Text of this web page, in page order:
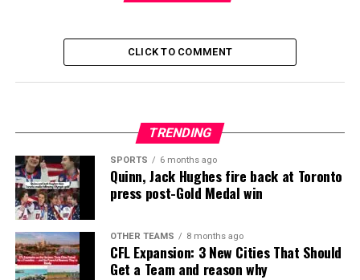
CLICK TO COMMENT
TRENDING
SPORTS 6 months ago
Quinn, Jack Hughes fire back at Toronto
press post-Gold Medal win
OTHER TEAMS 8 months ago
CFL Expansion: 3 New Cities That Should
Get a Team and reason why